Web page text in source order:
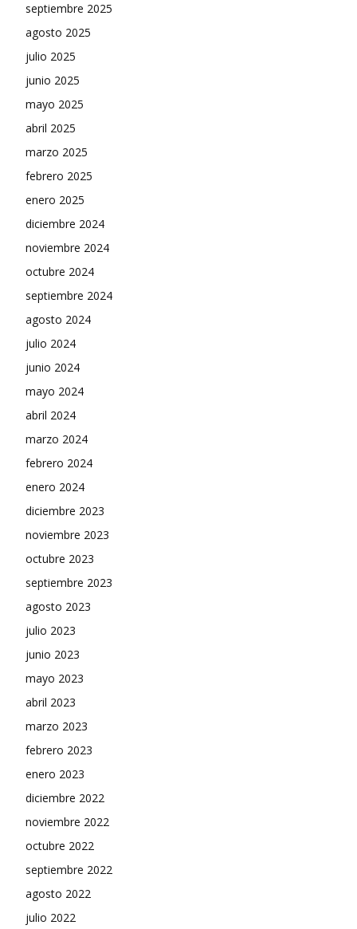
septiembre 2025
agosto 2025
julio 2025
junio 2025
mayo 2025
abril 2025
marzo 2025
febrero 2025
enero 2025
diciembre 2024
noviembre 2024
octubre 2024
septiembre 2024
agosto 2024
julio 2024
junio 2024
mayo 2024
abril 2024
marzo 2024
febrero 2024
enero 2024
diciembre 2023
noviembre 2023
octubre 2023
septiembre 2023
agosto 2023
julio 2023
junio 2023
mayo 2023
abril 2023
marzo 2023
febrero 2023
enero 2023
diciembre 2022
noviembre 2022
octubre 2022
septiembre 2022
agosto 2022
julio 2022